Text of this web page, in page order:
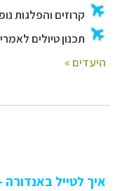
איך לטייל